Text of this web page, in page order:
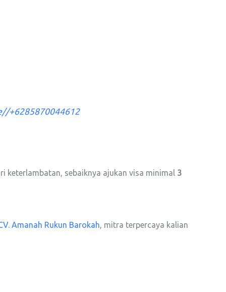
+6285870044612
keterlambatan, sebaiknya ajukan visa minimal 3
Amanah Rukun Barokah, mitra terpercaya kalian